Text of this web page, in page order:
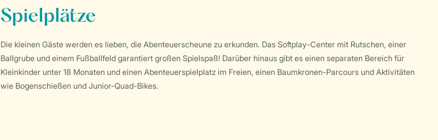
Spielplätze
Die kleinen Gäste werden es lieben, die Abenteuerscheune zu erkunden. Das Softplay-Center mit Rutschen, einer
Ballgrube und einem Fußballfeld garantiert großen Spielspaß! Darüber hinaus gibt es einen separaten Bereich für
Kleinkinder unter 18 Monaten und einen Abenteuerspielplatz im Freien, einen Baumkronen-Parcours und Aktivitäten
wie Bogenschießen und Junior-Quad-Bikes.